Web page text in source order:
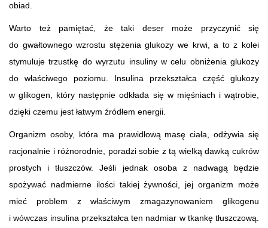
obiad.
Warto też pamiętać, że taki deser może przyczynić się
do gwałtownego wzrostu stężenia glukozy we krwi, a to z kolei
stymuluje trzustkę do wyrzutu insuliny w celu obniżenia glukozy
do właściwego poziomu. Insulina przekształca część glukozy
w glikogen, który następnie odkłada się w mięśniach i wątrobie,
dzięki czemu jest łatwym źródłem energii.
Organizm osoby, która ma prawidłową masę ciała, odżywia się
racjonalnie i różnorodnie, poradzi sobie z tą wielką dawką cukrów
prostych i tłuszczów. Jeśli jednak osoba z nadwagą będzie
spożywać nadmierne ilości takiej żywności, jej organizm może
mieć problem z właściwym zmagazynowaniem glikogenu
i wówczas insulina przekształca ten nadmiar w tkankę tłuszczową.